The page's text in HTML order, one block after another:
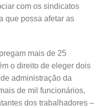
com os sindicatos
que possa afetar as
mais de 25
o direito de eleger dois
administração da
de mil funcionários,
dos trabalhadores –